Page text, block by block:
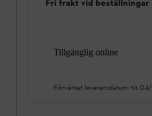
Fri frakt vid
Tillgänglig online
Förväntat leveransdatum: tis